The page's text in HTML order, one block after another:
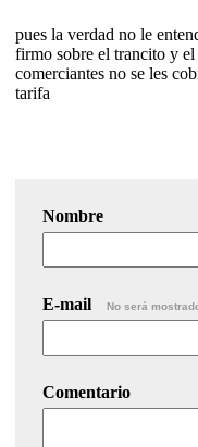
pues la verdad no le
firmo sobre el trancito y
comerciantes no se les
tarifa
Nombre
E-mail No será
Comentario